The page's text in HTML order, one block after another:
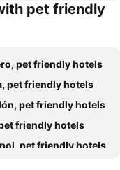
pet friendly
pet friendly hotels
pet friendly hotels
pet friendly hotels
friendly hotels
pet friendly hotels